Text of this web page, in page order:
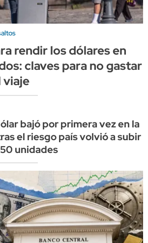
rendir los dólares en
claves para no gastar
viaje
bajó por primera vez en la
el riesgo país volvió a subir
unidades